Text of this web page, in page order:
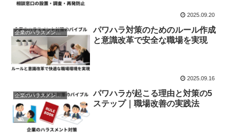
2025.09.20
企業のハラスメント防止
パワハラ対策のためのルール作成
と意識改革で安全な職場を実現
2025.09.16
企業のハラスメント防止
パワハラが起こる理由と対策の5
ステップ｜職場改善の実践法